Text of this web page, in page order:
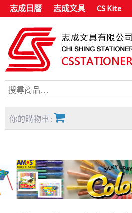
志成日曆 志成文具 CS Kite
你的購物車 :